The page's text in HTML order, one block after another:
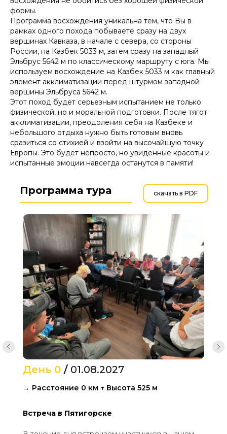
формы.
Программа восхождения уникальна тем, что Вы в
рамках одного похода побываете сразу на двух
вершинах Кавказа, в начале с севера, со стороны
России, на Казбек 5033 м, затем сразу на западный
Эльбрус 5642 м по классическому маршруту с юга. Мы
используем восхождение на Казбек 5033 м как главный
элемент акклиматизации перед штурмом западной
вершины Эльбруса 5642 м.
Этот поход будет серьезным испытанием не только
физической, но и моральной подготовки. После тягот
акклиматизации, преодоления себя на Казбеке и
небольшого отдыха нужно быть готовым вновь
сразиться со стихией и взойти на высочайшую точку
Европы. Это будет непросто, но увиденные красоты и
испытанные эмоции навсегда останутся в памяти!
Программа тура скачать в PDF
День 0 / 01.08.2027
→ Расстояние 0 км ↑ Высота 525 м
Встреча в Пятигорске